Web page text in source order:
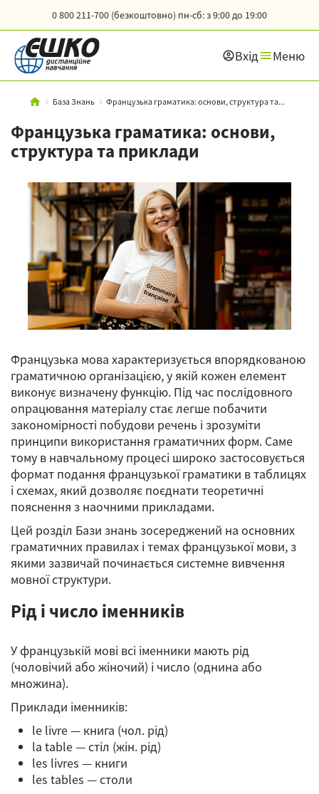
0 800 211-700 (безкоштовно) пн-сб: з 9:00 до 19:00
Вхід Меню
База Знань Французька граматика: основи, структура та...
Французька граматика: основи,
структура та приклади
Французька мова характеризується впорядкованою
граматичною організацією, у якій кожен елемент
виконує визначену функцію. Під час послідовного
опрацювання матеріалу стає легше побачити
закономірності побудови речень і зрозуміти
принципи використання граматичних форм. Саме
тому в навчальному процесі широко застосовується
формат подання французької граматики в таблицях
і схемах, який дозволяє поєднати теоретичні
пояснення з наочними прикладами.
Цей розділ Бази знань зосереджений на основних
граматичних правилах і темах французької мови, з
якими зазвичай починається системне вивчення
мовної структури.
Рід і число іменників
У французькій мові всі іменники мають рід
(чоловічий або жіночий) і число (однина або
множина).
Приклади іменників:
le livre — книга (чол. рід)
la table — стіл (жін. рід)
les livres — книги
les tables — столи